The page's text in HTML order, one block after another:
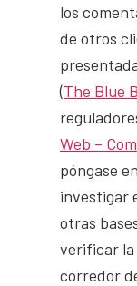
los
de otros
(The Blue
Web –
póngase
investigar
otras
verificar la
corredor